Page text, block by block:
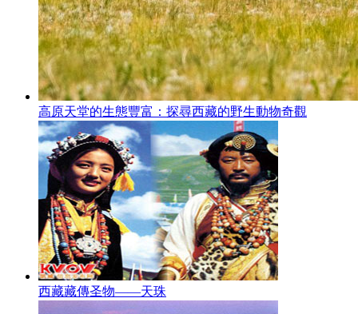
高原天堂的生態豐富：探尋西藏的野生動物奇觀
西藏藏傳圣物——天珠